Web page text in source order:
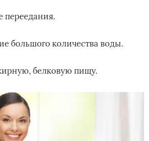
переедания.
большого количества воды.
белковую пищу.